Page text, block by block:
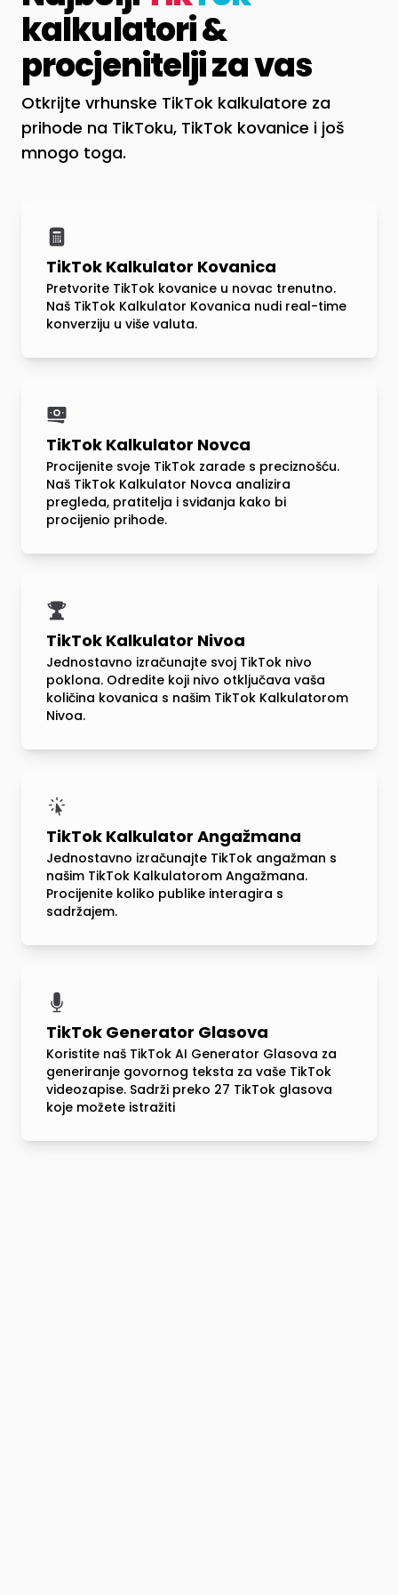
kalkulatori &
procjenitelji za vas
Otkrijte vrhunske TikTok kalkulatore za
prihode na TikToku, TikTok kovanice i još
mnogo toga.
TikTok Kalkulator Kovanica
Pretvorite TikTok kovanice u novac trenutno.
Naš TikTok Kalkulator Kovanica nudi real-time
konverziju u više valuta.
TikTok Kalkulator Novca
Procijenite svoje TikTok zarade s preciznošću.
Naš TikTok Kalkulator Novca analizira
pregleda, pratitelja i sviđanja kako bi
procijenio prihode.
TikTok Kalkulator Nivoa
Jednostavno izračunajte svoj TikTok nivo
poklona. Odredite koji nivo otključava vaša
količina kovanica s našim TikTok Kalkulatorom
Nivoa.
TikTok Kalkulator Angažmana
Jednostavno izračunajte TikTok angažman s
našim TikTok Kalkulatorom Angažmana.
Procijenite koliko publike interagira s
sadržajem.
TikTok Generator Glasova
Koristite naš TikTok AI Generator Glasova za
generiranje govornog teksta za vaše TikTok
videozapise. Sadrži preko 27 TikTok glasova
koje možete istražiti